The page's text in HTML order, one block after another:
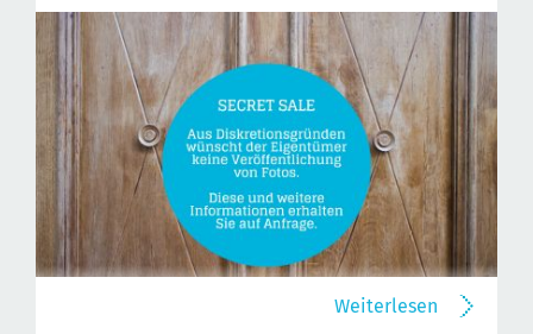
Weiterlesen